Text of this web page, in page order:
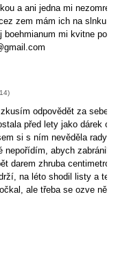
a ani jedna mi nezomrela
zem mám ich na slnku nad
boehmianum mi kvitne poslal
)
odpovědět za sebe. Už
před lety jako dárek od
si s ním nevěděla rady,
abych zabránila
darem zhruba centimetrový
na léto shodil listy a teď se
ale třeba se ozve někdo,